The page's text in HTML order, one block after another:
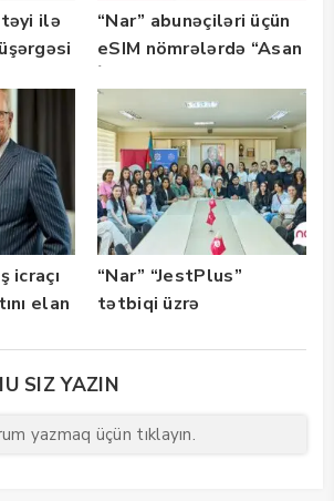
ilə
“Nar” abunəçiləri üçün
eSIM nömrələrdə “Asan
istifadəyə verildi
icraçı
elan
“Nar” “JestPlus”
tətbiqi üzrə
SIZ YAZIN
yazmaq üçün tıklayın.